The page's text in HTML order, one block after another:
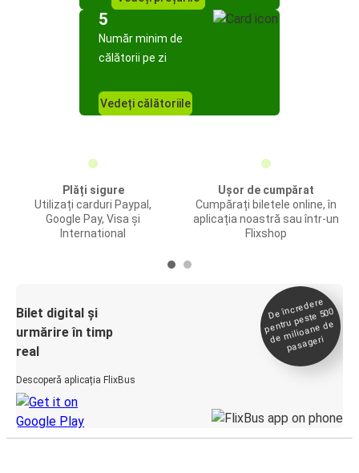
5
Număr minim de
călătorii pe zi
Vedeți călătoriile
Plăți sigure
Utilizați carduri Paypal,
Google Pay, Visa și
International
Ușor de cumpărat
Cumpărați biletele online, în
aplicația noastră sau într-un
Flixshop
Bilet digital și
urmărire în timp
real
Descoperă aplicația FlixBus
De încredere
pentru peste 500
de
milioane de
pasageri